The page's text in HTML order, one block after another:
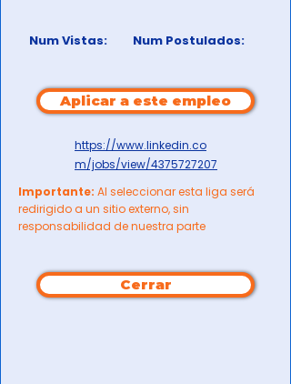
Num Vistas: Num Postulados:
Aplicar a este empleo
https://www.linkedin.co
m/jobs/view/4375727207
Importante: Al seleccionar esta liga será
redirigido a un sitio externo, sin
responsabilidad de nuestra parte
Cerrar